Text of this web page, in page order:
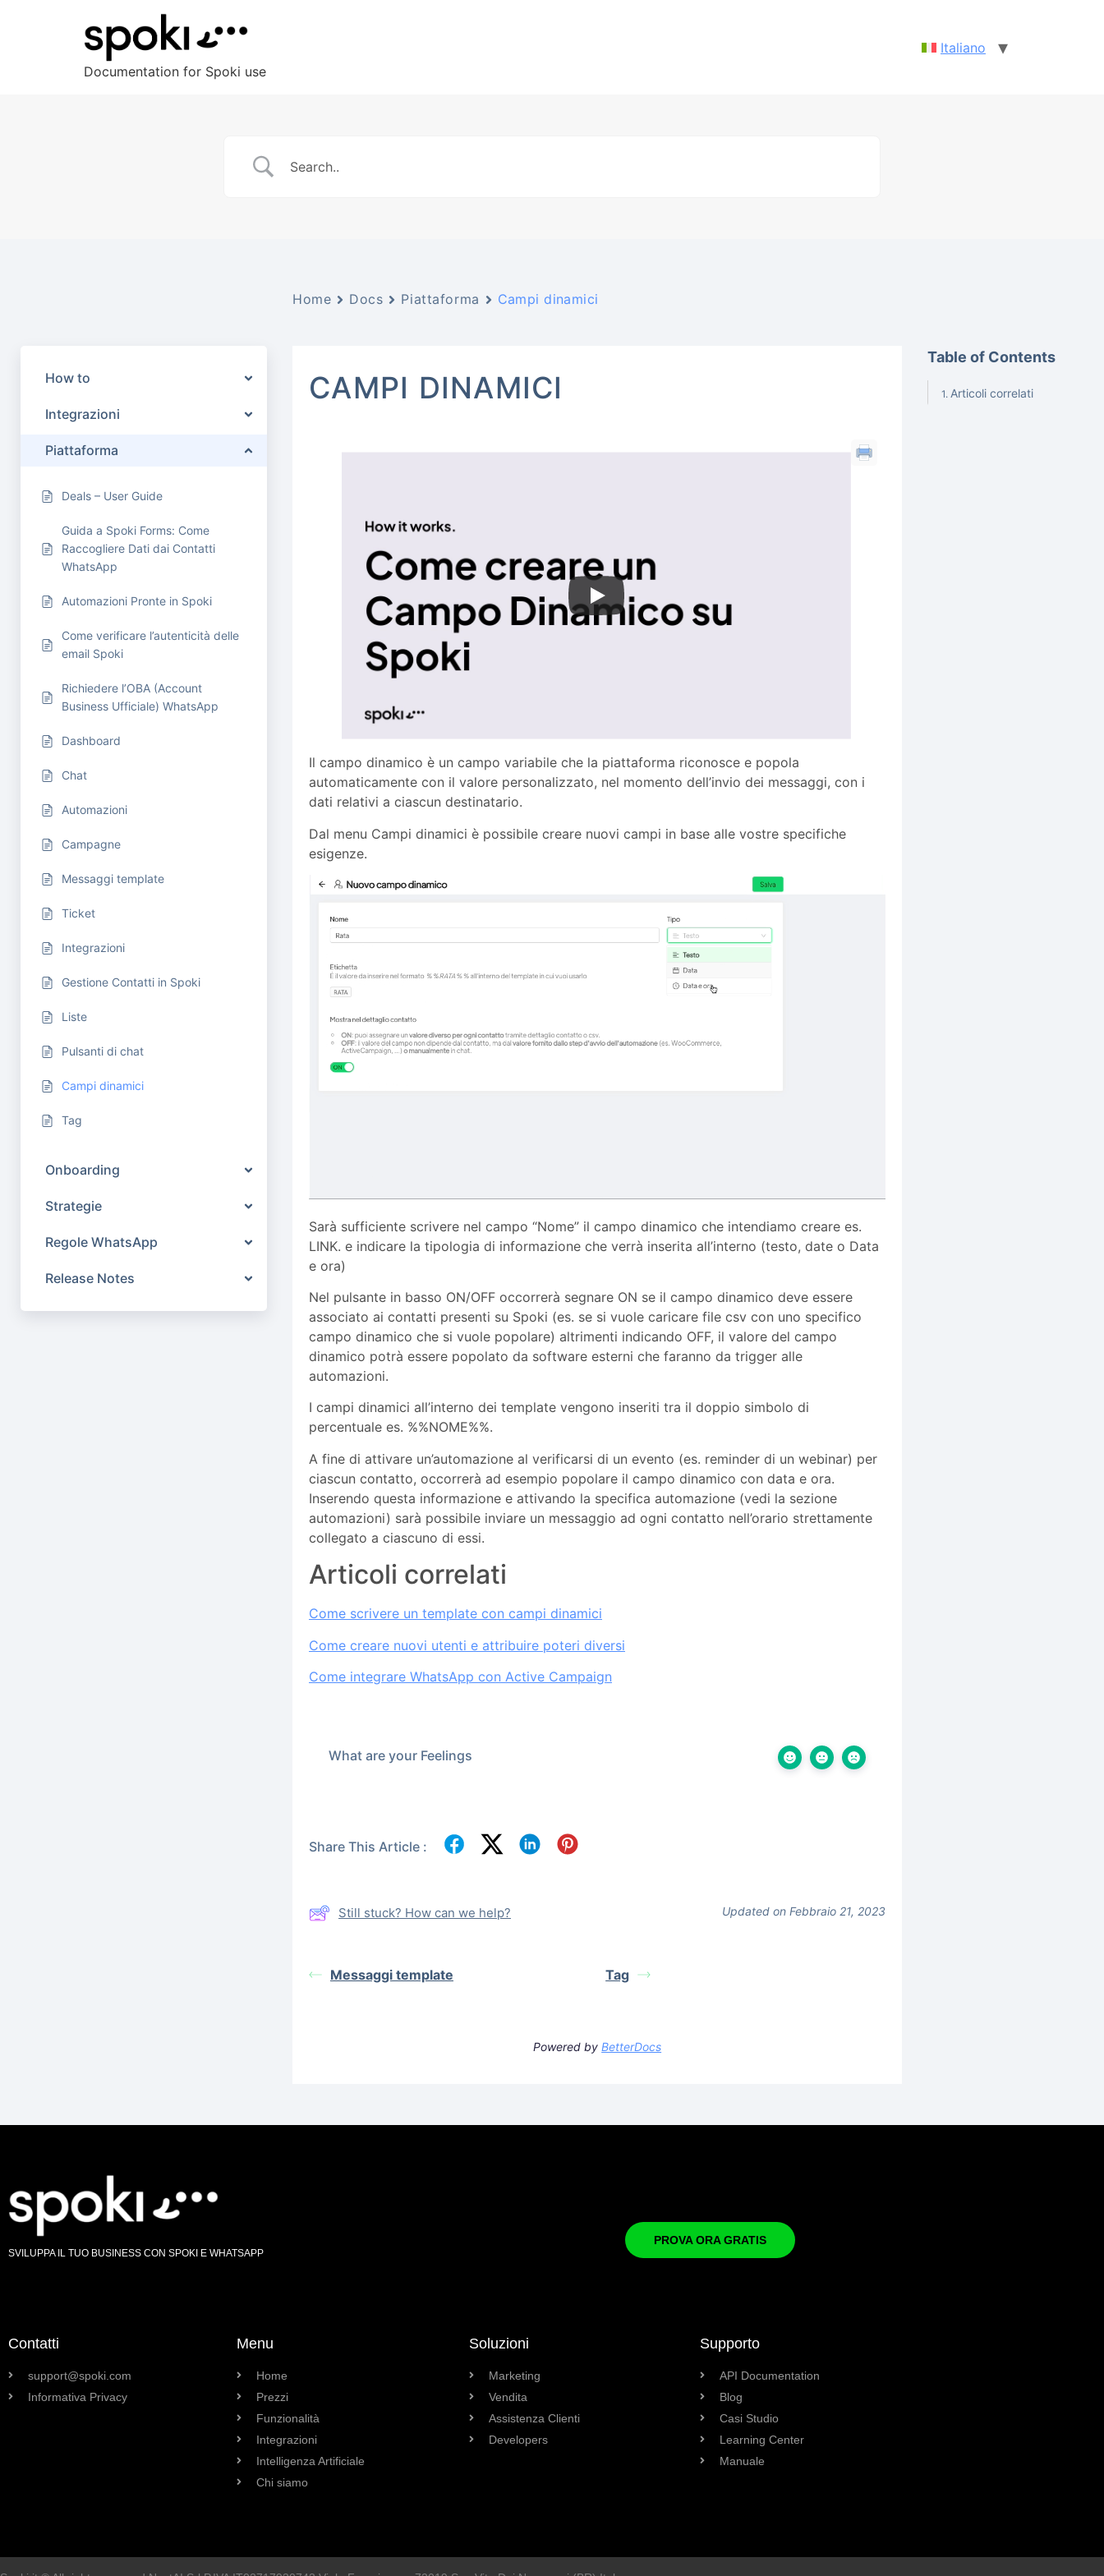
Documentation for Spoki use
Italiano
How to
Integrazioni
Piattaforma
Deals – User Guide
Guida a Spoki Forms: Come
Raccogliere Dati dai Contatti
WhatsApp
Automazioni Pronte in Spoki
Come verificare l’autenticità delle
email Spoki
Richiedere l’OBA (Account
Business Ufficiale) WhatsApp
Dashboard
Chat
Automazioni
Campagne
Messaggi template
Ticket
Integrazioni
Gestione Contatti in Spoki
Liste
Pulsanti di chat
Campi dinamici
Tag
Onboarding
Strategie
Regole WhatsApp
Release Notes
Home Docs Piattaforma Campi dinamici
CAMPI DINAMICI
Il campo dinamico è un campo variabile che la piattaforma riconosce e popola
automaticamente con il valore personalizzato, nel momento dell’invio dei messaggi, con i
dati relativi a ciascun destinatario.
Dal menu Campi dinamici è possibile creare nuovi campi in base alle vostre specifiche
esigenze.
Sarà sufficiente scrivere nel campo “Nome” il campo dinamico che intendiamo creare es.
LINK. e indicare la tipologia di informazione che verrà inserita all’interno (testo, date o Data
e ora)
Nel pulsante in basso ON/OFF occorrerà segnare ON se il campo dinamico deve essere
associato ai contatti presenti su Spoki (es. se si vuole caricare file csv con uno specifico
campo dinamico che si vuole popolare) altrimenti indicando OFF, il valore del campo
dinamico potrà essere popolato da software esterni che faranno da trigger alle
automazioni.
I campi dinamici all’interno dei template vengono inseriti tra il doppio simbolo di
percentuale es. %%NOME%%.
A fine di attivare un’automazione al verificarsi di un evento (es. reminder di un webinar) per
ciascun contatto, occorrerà ad esempio popolare il campo dinamico con data e ora.
Inserendo questa informazione e attivando la specifica automazione (vedi la sezione
automazioni) sarà possibile inviare un messaggio ad ogni contatto nell’orario strettamente
collegato a ciascuno di essi.
Articoli correlati
Come scrivere un template con campi dinamici
Come creare nuovi utenti e attribuire poteri diversi
Come integrare WhatsApp con Active Campaign
What are your Feelings
Share This Article :
Still stuck? How can we help? Updated on Febbraio 21, 2023
Messaggi template Tag
Powered byBetterDocs
Table of Contents
Articoli correlati
SVILUPPA IL TUO BUSINESS CON SPOKI E WHATSAPP
PROVA ORA GRATIS
Contatti
support@spoki.com
Informativa Privacy
Menu
Home
Prezzi
Funzionalità
Integrazioni
Intelligenza Artificiale
Chi siamo
Soluzioni
Marketing
Vendita
Assistenza Clienti
Developers
Supporto
API Documentation
Blog
Casi Studio
Learning Center
Manuale